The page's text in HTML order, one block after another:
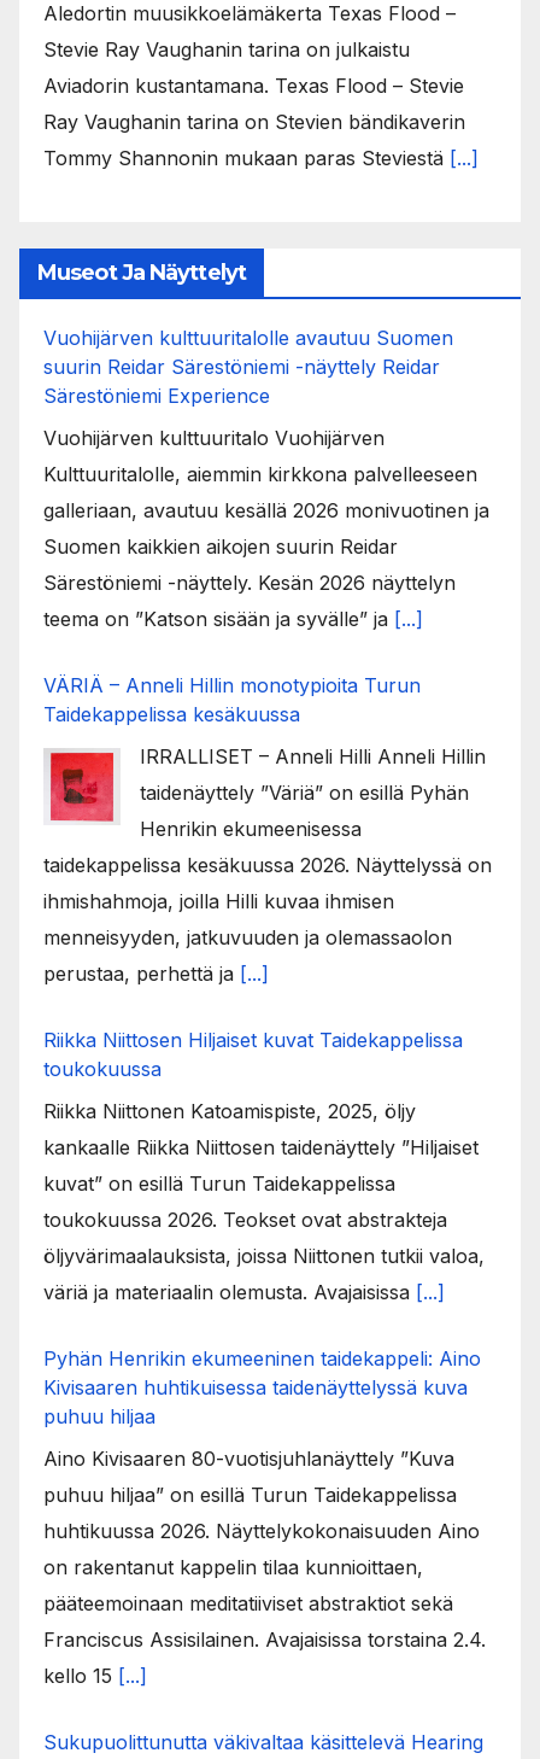
Aledortin muusikkoelämäkerta Texas Flood –
Stevie Ray Vaughanin tarina on julkaistu
Aviadorin kustantamana. Texas Flood – Stevie
Ray Vaughanin tarina on Stevien bändikaverin
Tommy Shannonin mukaan paras Steviestä [...]
Museot Ja Näyttelyt
Vuohijärven kulttuuritalolle avautuu Suomen
suurin Reidar Särestöniemi -näyttely Reidar
Särestöniemi Experience
Vuohijärven kulttuuritalo Vuohijärven
Kulttuuritalolle, aiemmin kirkkona palvelleeseen
galleriaan, avautuu kesällä 2026 monivuotinen ja
Suomen kaikkien aikojen suurin Reidar
Särestöniemi -näyttely. Kesän 2026 näyttelyn
teema on ”Katson sisään ja syvälle” ja [...]
VÄRIÄ – Anneli Hillin monotypioita Turun
Taidekappelissa kesäkuussa
IRRALLISET – Anneli Hilli Anneli Hillin
taidenäyttely ”Väriä” on esillä Pyhän
Henrikin ekumeenisessa
taidekappelissa kesäkuussa 2026. Näyttelyssä on
ihmishahmoja, joilla Hilli kuvaa ihmisen
menneisyyden, jatkuvuuden ja olemassaolon
perustaa, perhettä ja [...]
Riikka Niittosen Hiljaiset kuvat Taidekappelissa
toukokuussa
Riikka Niittonen Katoamispiste, 2025, öljy
kankaalle Riikka Niittosen taidenäyttely ”Hiljaiset
kuvat” on esillä Turun Taidekappelissa
toukokuussa 2026. Teokset ovat abstrakteja
öljyvärimaalauksista, joissa Niittonen tutkii valoa,
väriä ja materiaalin olemusta. Avajaisissa [...]
Pyhän Henrikin ekumeeninen taidekappeli: Aino
Kivisaaren huhtikuisessa taidenäyttelyssä kuva
puhuu hiljaa
Aino Kivisaaren 80-vuotisjuhlanäyttely ”Kuva
puhuu hiljaa” on esillä Turun Taidekappelissa
huhtikuussa 2026. Näyttelykokonaisuuden Aino
on rakentanut kappelin tilaa kunnioittaen,
pääteemoinaan meditatiiviset abstraktiot sekä
Franciscus Assisilainen. Avajaisissa torstaina 2.4.
kello 15 [...]
Sukupuolittunutta väkivaltaa käsittelevä Hearing